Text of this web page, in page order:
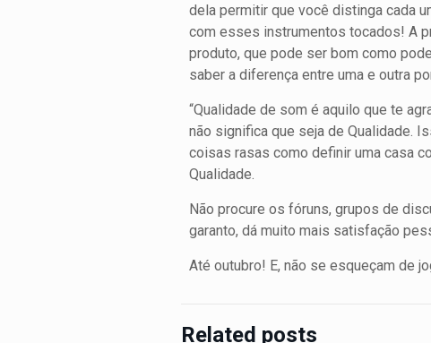
dela permitir que você distinga cada
com esses instrumentos tocados! A
produto, que pode ser bom como
saber a diferença entre uma e outra
“Qualidade de som é aquilo que te
não significa que seja de Qualidade.
coisas rasas como definir uma casa
Qualidade.
Não procure os fóruns, grupos de
garanto, dá muito mais satisfação
Até outubro! E, não se esqueçam de
Related posts